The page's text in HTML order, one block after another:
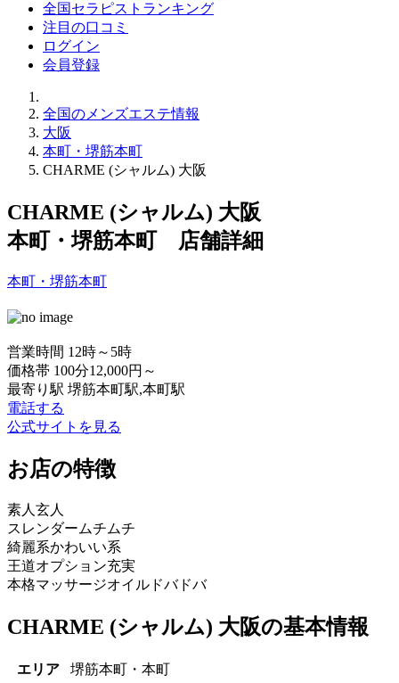
全国セラピストランキング
注目の口コミ
ログイン
会員登録
全国のメンズエステ情報
大阪
本町・堺筋本町
CHARME (シャルム) 大阪
CHARME (シャルム) 大阪
本町・堺筋本町 店舗詳細
本町・堺筋本町
営業時間 12時～5時
価格帯 100分12,000円～
最寄り駅 堺筋本町駅,本町駅
電話する
公式サイトを見る
お店の特徴
素人 玄人
スレンダー ムチムチ
綺麗系かわいい系
王道オプション充実
本格マッサージオイルドバドバ
CHARME (シャルム) 大阪の基本情報
エリア
堺筋本町・本町